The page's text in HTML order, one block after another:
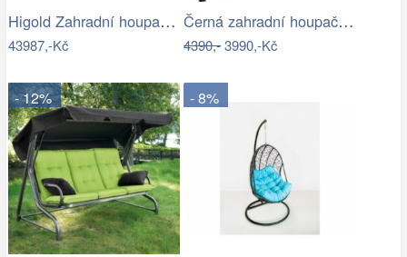
Higold Zahradní houpačka HIGOLD Emoti
43987,-Kč
Černá zahradní houpačka Ameli
4390,-3990,-Kč
- 12% - 8%